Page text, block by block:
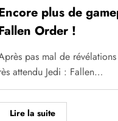
plus de
Order !
pas mal de
attendu Jedi : Fallen…
Lire la suite